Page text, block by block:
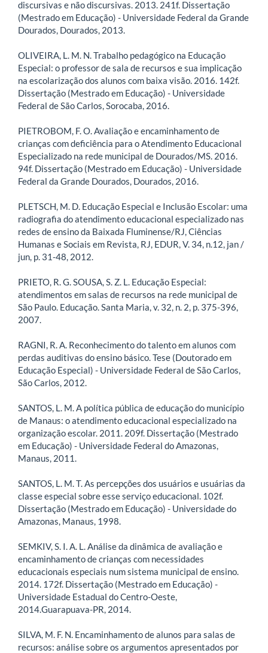
discursivas e não discursivas. 2013. 241f. Dissertação
(Mestrado em Educação) - Universidade Federal da Grande
Dourados, Dourados, 2013.
OLIVEIRA, L. M. N. Trabalho pedagógico na Educação
Especial: o professor de sala de recursos e sua implicação
na escolarização dos alunos com baixa visão. 2016. 142f.
Dissertação (Mestrado em Educação) - Universidade
Federal de São Carlos, Sorocaba, 2016.
PIETROBOM, F. O. Avaliação e encaminhamento de
crianças com deficiência para o Atendimento Educacional
Especializado na rede municipal de Dourados/MS. 2016.
94f. Dissertação (Mestrado em Educação) - Universidade
Federal da Grande Dourados, Dourados, 2016.
PLETSCH, M. D. Educação Especial e Inclusão Escolar: uma
radiografia do atendimento educacional especializado nas
redes de ensino da Baixada Fluminense/RJ, Ciências
Humanas e Sociais em Revista, RJ, EDUR, V. 34, n.12, jan /
jun, p. 31-48, 2012.
PRIETO, R. G. SOUSA, S. Z. L. Educação Especial:
atendimentos em salas de recursos na rede municipal de
São Paulo. Educação. Santa Maria, v. 32, n. 2, p. 375-396,
2007.
RAGNI, R. A. Reconhecimento do talento em alunos com
perdas auditivas do ensino básico. Tese (Doutorado em
Educação Especial) - Universidade Federal de São Carlos,
São Carlos, 2012.
SANTOS, L. M. A política pública de educação do município
de Manaus: o atendimento educacional especializado na
organização escolar. 2011. 209f. Dissertação (Mestrado
em Educação) - Universidade Federal do Amazonas,
Manaus, 2011.
SANTOS, L. M. T. As percepções dos usuários e usuárias da
classe especial sobre esse serviço educacional. 102f.
Dissertação (Mestrado em Educação) - Universidade do
Amazonas, Manaus, 1998.
SEMKIV, S. I. A. L. Análise da dinâmica de avaliação e
encaminhamento de crianças com necessidades
educacionais especiais num sistema municipal de ensino.
2014. 172f. Dissertação (Mestrado em Educação) -
Universidade Estadual do Centro-Oeste,
2014.Guarapuava-PR, 2014.
SILVA, M. F. N. Encaminhamento de alunos para salas de
recursos: análise sobre os argumentos apresentados por